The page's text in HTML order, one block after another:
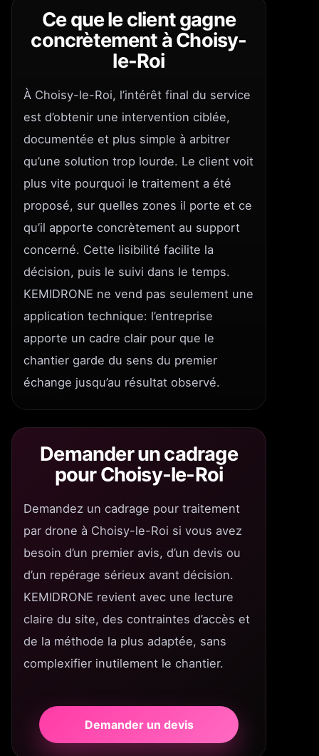
Ce que le client gagne
concrètement à Choisy-
le-Roi
À Choisy-le-Roi, l’intérêt final du service
est d’obtenir une intervention ciblée,
documentée et plus simple à arbitrer
qu’une solution trop lourde. Le client voit
plus vite pourquoi le traitement a été
proposé, sur quelles zones il porte et ce
qu’il apporte concrètement au support
concerné. Cette lisibilité facilite la
décision, puis le suivi dans le temps.
KEMIDRONE ne vend pas seulement une
application technique: l’entreprise
apporte un cadre clair pour que le
chantier garde du sens du premier
échange jusqu’au résultat observé.
Demander un cadrage
pour Choisy-le-Roi
Demandez un cadrage pour traitement
par drone à Choisy-le-Roi si vous avez
besoin d’un premier avis, d’un devis ou
d’un repérage sérieux avant décision.
KEMIDRONE revient avec une lecture
claire du site, des contraintes d’accès et
de la méthode la plus adaptée, sans
complexifier inutilement le chantier.
Demander un devis